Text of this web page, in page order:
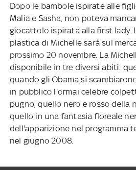
Dopo le bambole ispirate alle
Malia e Sasha, non poteva
giocattolo ispirata alla first lady.
plastica di Michelle sarà sul
prossimo 20 novembre. La
disponibile in tre diversi abiti:
quando gli Obama si
in pubblico l'ormai celebre
pugno, quello nero e rosso della
quello in una fantasia floreale
dell'apparizione nel programma
nel giugno 2008.